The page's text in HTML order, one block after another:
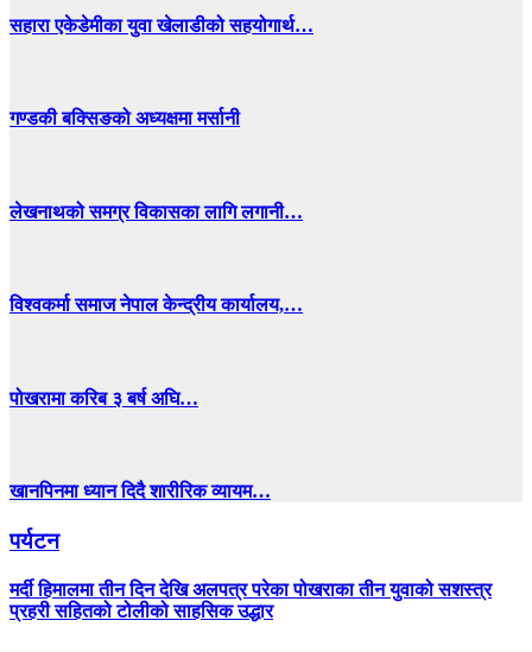
सहारा एकेडेमीका युवा खेलाडीको सहयोगार्थ…
गण्डकी बक्सिङको अध्यक्षमा मर्सानी
लेखनाथको समग्र विकासका लागि लगानी…
विश्वकर्मा समाज नेपाल केन्द्रीय कार्यालय,…
पोखरामा करिब ३ बर्ष अघि…
खानपिनमा ध्यान दिदै शारीरिक व्यायम…
पर्यटन
मर्दी हिमालमा तीन दिन देखि अलपत्र परेका पोखराका तीन युवाको सशस्त्र
प्रहरी सहितको टोलीको साहसिक उद्धार